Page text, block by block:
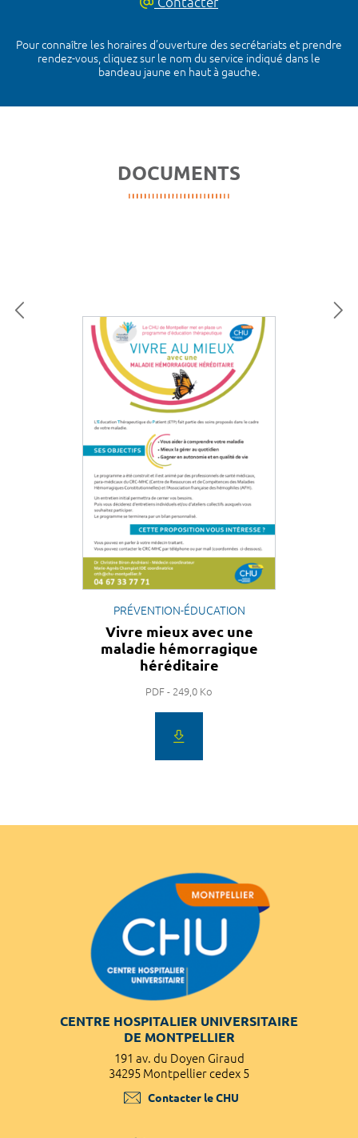
Pour connaître les horaires d’ouverture des secrétariats et prendre
rendez-vous, cliquez sur le nom du service indiqué dans le
bandeau jaune en haut à gauche.
DOCUMENTS
PRÉVENTION-ÉDUCATION
Vivre mieux avec une
maladie hémorragique
héréditaire
PDF - 249,0 Ko
CENTRE HOSPITALIER UNIVERSITAIRE
DE MONTPELLIER
191 av. du Doyen Giraud
34295 Montpellier cedex 5
Contacter le CHU